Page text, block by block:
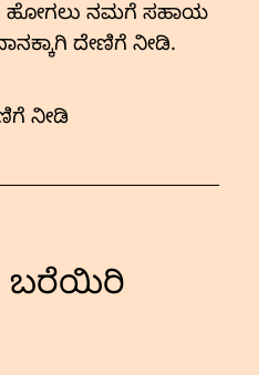
ಹೋಗಲು ನಮಗೆ ಸಹಾಯ
ದೇಣಿಗೆ ನೀಡಿ.
ನೀಡಿ
ಬರೆಯಿರಿ